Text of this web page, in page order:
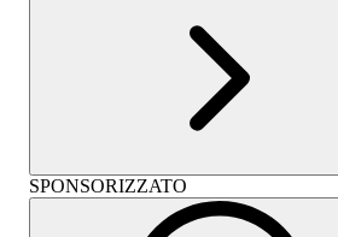
SPONSORIZZATO